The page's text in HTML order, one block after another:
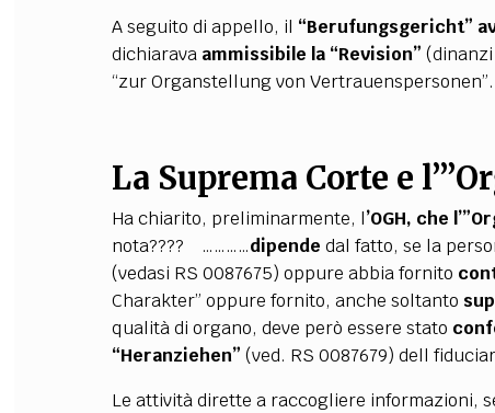
A seguito di appello, il “Berufungsgericht”
dichiarava ammissibile la “Revision”
“zur Organstellung von Vertrauenspersonen”.
La Suprema Corte e
Ha chiarito, preliminarmente, l’OGH, che
nota???? …………dipende dal fatto, se la
(vedasi RS 0087675) oppure abbia fornito
Charakter” oppure fornito, anche soltanto
qualità di organo, deve però essere stato
“Heranziehen” (ved. RS 0087679) dell
Le attività dirette a raccogliere informazioni,